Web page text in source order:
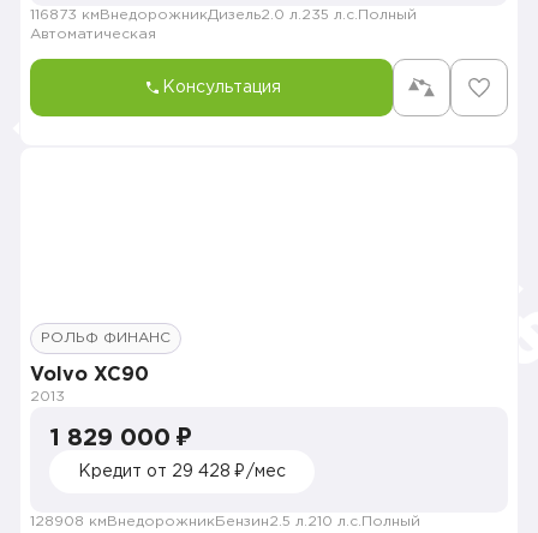
116873 км ВнедорожникДизель2.0 л. 235 л.с. Полный
Автоматическая
Консультация
РОЛЬФ ФИНАНС
Volvo XC90
2013
1 829 000 ₽
Кредит от 29 428 ₽/мес
128908 км Внедорожник Бензин2.5 л. 210 л.с. Полный